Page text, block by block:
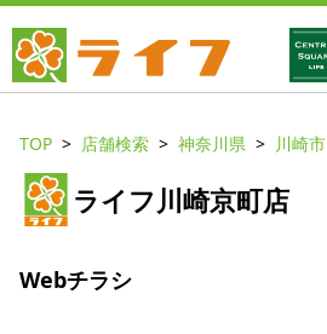
店舗・チラシ情報
TOP 店舗検索 神奈川県 川崎市
ライフ川崎京町店
Webチラシ